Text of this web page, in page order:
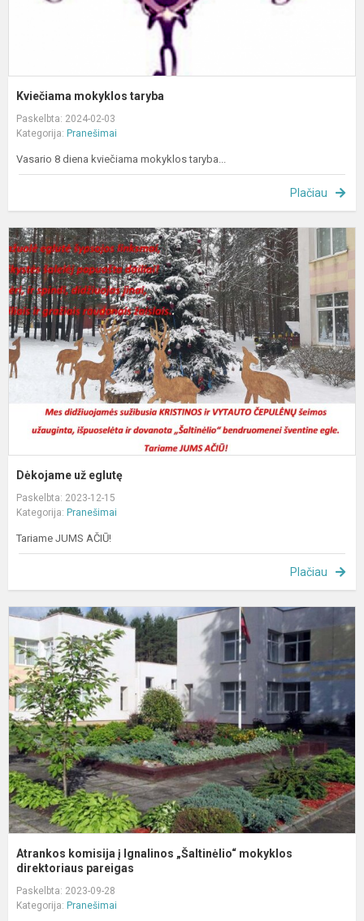
Kviečiama mokyklos taryba
Paskelbta: 2024-02-03
Kategorija: Pranešimai
Vasario 8 diena kviečiama mokyklos taryba...
Plačiau
Dėkojame už eglutę
Paskelbta: 2023-12-15
Kategorija: Pranešimai
Tariame JUMS AČIŪ!
Plačiau
Atrankos komisija į Ignalinos „Šaltinėlio“ mokyklos
direktoriaus pareigas
Paskelbta: 2023-09-28
Kategorija: Pranešimai